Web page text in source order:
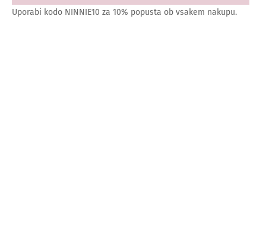
Uporabi kodo NINNIE10 za 10% popusta ob vsakem nakupu.